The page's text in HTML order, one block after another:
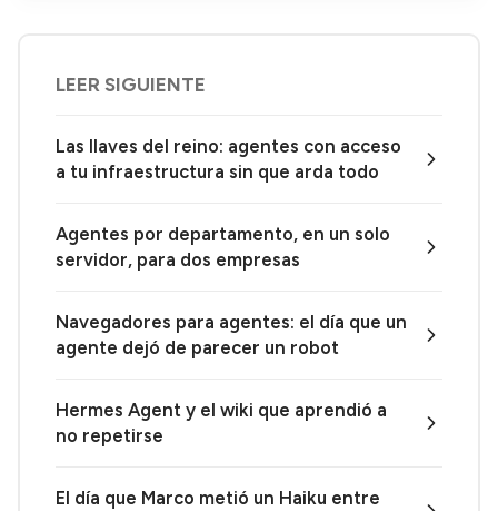
LEER SIGUIENTE
Las llaves del reino: agentes con acceso
a tu infraestructura sin que arda todo
Agentes por departamento, en un solo
servidor, para dos empresas
Navegadores para agentes: el día que un
agente dejó de parecer un robot
Hermes Agent y el wiki que aprendió a
no repetirse
El día que Marco metió un Haiku entre